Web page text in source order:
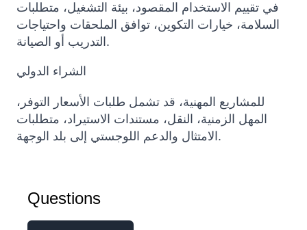
في تقييم الاستخدام المقصود، بيئة التشغيل، متطلبات
السلامة، خيارات التكوين، توافق الملحقات واحتياجات
التدريب أو الصيانة.
الشراء الدولي
للمشاريع المهنية، قد تشمل طلبات الأسعار التوفر،
المهل الزمنية، النقل، مستندات الاستيراد، متطلبات
الامتثال والدعم اللوجستي إلى بلد الوجهة.
Questions